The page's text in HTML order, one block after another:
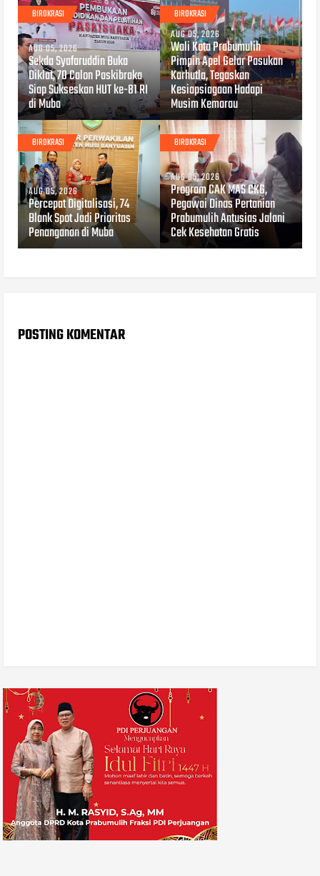
BIROKRASI
AUG 05, 2026
Sekda Syafaruddin Buka
Diklat, 70 Calon Paskibraka
Siap Sukseskan HUT ke-81 RI
di Muba
BIROKRASI
AUG 05, 2026
Wali Kota Prabumulih
Pimpin Apel Gelar Pasukan
Karhutla, Tegaskan
Kesiapsiagaan Hadapi
Musim Kemarau
BIROKRASI
AUG 05, 2026
Percepat Digitalisasi, 74
Blank Spot Jadi Prioritas
Penanganan di Muba
BIROKRASI
AUG 05, 2026
Program CAK MAS CKG,
Pegawai Dinas Pertanian
Prabumulih Antusias Jalani
Cek Kesehatan Gratis
POSTING KOMENTAR